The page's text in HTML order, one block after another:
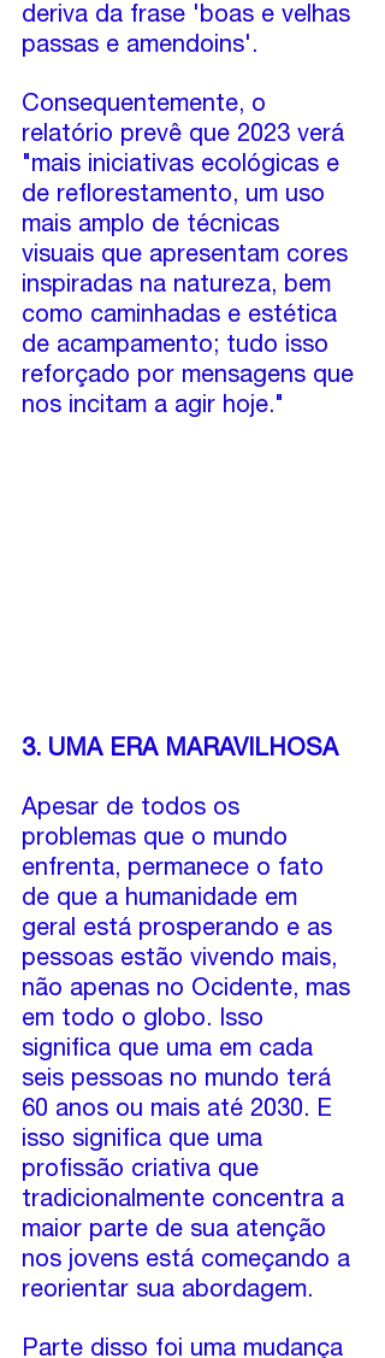
deriva da frase 'boas e velhas
passas e amendoins'.
Consequentemente, o
relatório prevê que 2023 verá
"mais iniciativas ecológicas e
de reflorestamento, um uso
mais amplo de técnicas
visuais que apresentam cores
inspiradas na natureza, bem
como caminhadas e estética
de acampamento; tudo isso
reforçado por mensagens que
nos incitam a agir hoje."
3. UMA ERA MARAVILHOSA
Apesar de todos os
problemas que o mundo
enfrenta, permanece o fato
de que a humanidade em
geral está prosperando e as
pessoas estão vivendo mais,
não apenas no Ocidente, mas
em todo o globo. Isso
significa que uma em cada
seis pessoas no mundo terá
60 anos ou mais até 2030. E
isso significa que uma
profissão criativa que
tradicionalmente concentra a
maior parte de sua atenção
nos jovens está começando a
reorientar sua abordagem.
Parte disso foi uma mudança